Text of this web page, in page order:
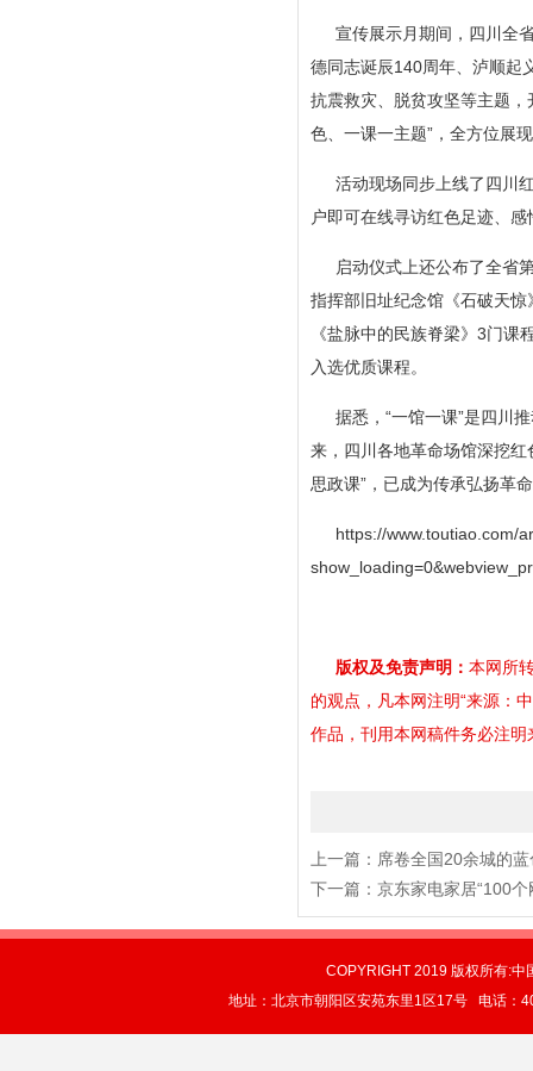
宣传展示月期间，四川全
德同志诞辰140周年、泸顺起
抗震救灾、脱贫攻坚等主题
色、一课一主题”，全方位展
活动现场同步上线了四川
户即可在线寻访红色足迹、
启动仪式上还公布了全省
指挥部旧址纪念馆《石破天
《盐脉中的民族脊梁》3门
入选优质课程。
据悉，“一馆一课”是四川
来，四川各地革命场馆深挖红
思政课”，已成为传承弘扬革
https://www.toutiao.com/
版权及免责声明： 本网所
的观点，凡本网注明“来源：
作品，刊用本网稿件务必注
上一篇： 席卷全国20余城的
下一篇： 京东家电家居“100
COPYRIGHT 2019 版权所有:
地址：北京市朝阳区安苑东里1区17号 电话